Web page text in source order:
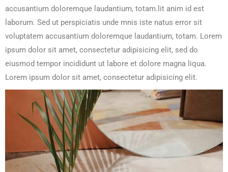
accusantium doloremque laudantium, totam.lit anim id est
laborum. Sed ut perspiciatis unde mnis iste natus error sit
voluptatem accusantium doloremque laudantium, totam. Lorem
ipsum dolor sit amet, consectetur adipisicing elit, sed do
eiusmod tempor incididunt ut labore et dolore magna liqua.
Lorem ipsum dolor sit amet, consectetur adipisicing elit.